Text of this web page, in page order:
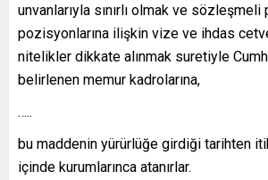
unvanlarıyla sınırlı olmak ve
pozisyonlarına ilişkin vize ve ihdas
nitelikler dikkate alınmak suretiyle
belirlenen memur kadrolarına,
…..
bu maddenin yürürlüğe girdiği tarihten
içinde kurumlarınca atanırlar.